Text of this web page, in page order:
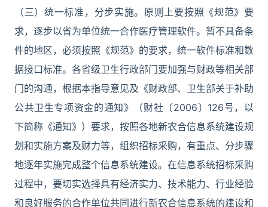
（三）统一标准，分步实施。原则上要按照《规范》要
求，逐步以省为单位统一合作医疗管理软件。暂不具备条
件的地区，必须按照《规范》的要求，统一软件标准和数
据接口标准。各省级卫生行政部门要加强与财政等相关部
门的沟通，根据本指导意见及《财政部、卫生部关于补助
公共卫生专项资金的通知》（财社〔2006〕126号，以
下简称《通知》）要求，按照各地新农合信息系统建设规
划和实施方案及财力等，组织招标采购，有重点、分步骤
地逐年实施完成整个信息系统建设。在信息系统招标采购
过程中，要切实选择具有经济实力、技术能力、行业经验
和良好服务的合作单位共同进行新农合信息系统的建设和